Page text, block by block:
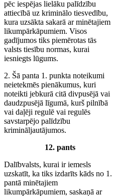
pēc iespējas lielāku palīdzību
attiecībā uz kriminālo tiesvedību,
kura uzsākta sakarā ar minētajiem
likumpārkāpumiem. Visos
gadījumos tiks piemērotas tās
valsts tiesību normas, kurai
iesniegts lūgums.
2. Šā panta 1. punkta noteikumi
neietekmēs pienākumus, kuri
noteikti jebkurā citā divpusējā vai
daudzpusējā līgumā, kurš pilnībā
vai daļēji regulē vai regulēs
savstarpējo palīdzību
krimināljautājumos.
12. pants
Dalībvalsts, kurai ir iemesls
uzskatīt, ka tiks izdarīts kāds no 1.
pantā minētajiem
likumpārkāpumiem, saskaņā ar